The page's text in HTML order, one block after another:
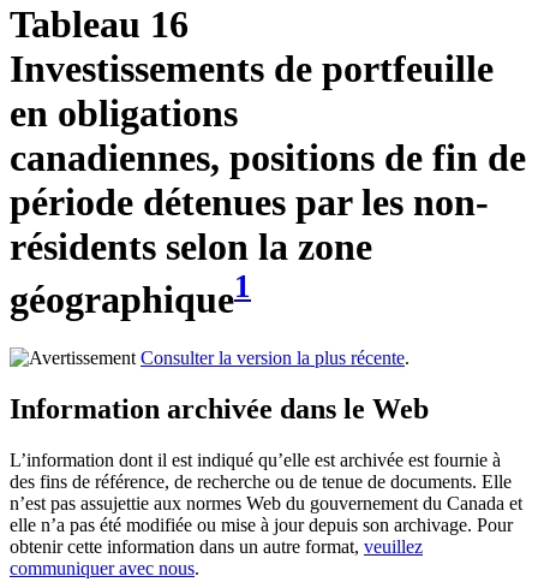
Tableau 16
Investissements de portfeuille
en obligations
canadiennes, positions de fin de
période détenues par les non-
résidents selon la zone
géographique1
Consulter la version la plus récente.
Information archivée dans le Web
L’information dont il est indiqué qu’elle est archivée est fournie à
des fins de référence, de recherche ou de tenue de documents. Elle
n’est pas assujettie aux normes Web du gouvernement du Canada et
elle n’a pas été modifiée ou mise à jour depuis son archivage. Pour
obtenir cette information dans un autre format, veuillez
communiquer avec nous.